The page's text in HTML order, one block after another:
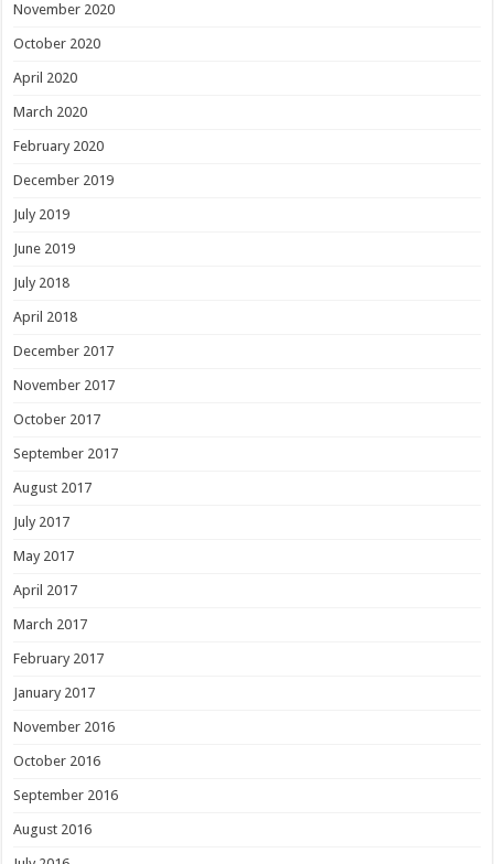
November 2020
October 2020
April 2020
March 2020
February 2020
December 2019
July 2019
June 2019
July 2018
April 2018
December 2017
November 2017
October 2017
September 2017
August 2017
July 2017
May 2017
April 2017
March 2017
February 2017
January 2017
November 2016
October 2016
September 2016
August 2016